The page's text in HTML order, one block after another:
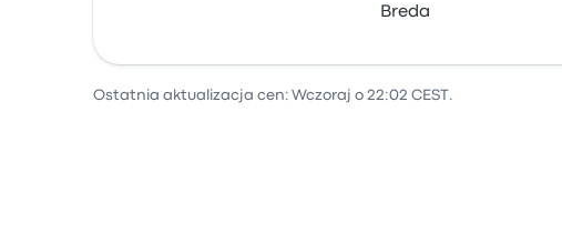
Breda
Ostatnia aktualizacja cen: Wczoraj o 22:02 CEST.